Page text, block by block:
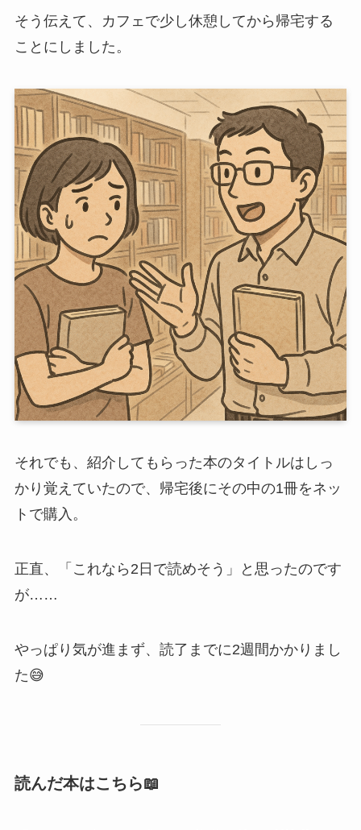
そう伝えて、カフェで少し休憩してから帰宅する
ことにしました。
それでも、紹介してもらった本のタイトルはしっ
かり覚えていたので、帰宅後にその中の1冊をネッ
トで購入。
正直、「これなら2日で読めそう」と思ったのです
が……
やっぱり気が進まず、読了までに2週間かかりまし
た😅
読んだ本はこちら📖